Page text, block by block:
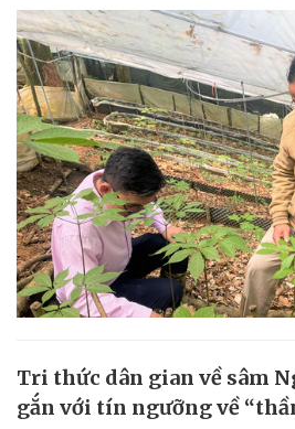
Tri thức dân gian về sâm
gắn với tín ngưỡng về